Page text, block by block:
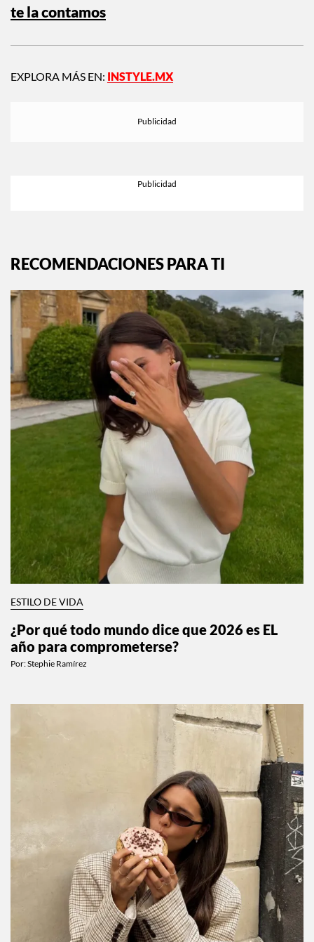
te la contamos
EXPLORA MÁS EN: INSTYLE.MX
RECOMENDACIONES PARA TI
ESTILO DE VIDA
¿Por qué todo mundo dice que 2026 es EL
año para comprometerse?
Por:Stephie Ramírez